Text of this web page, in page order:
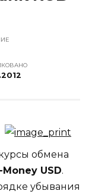
обмена
Money USD.
убывания